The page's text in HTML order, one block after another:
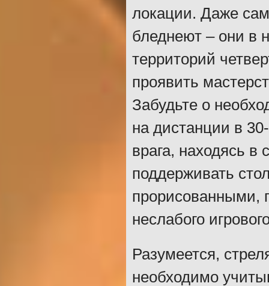
локации. Даже
бледнеют – они в
территорий
проявить
Забудьте о
на дистанции в
врага, находясь в
поддерживать
прорисованными,
неслабого
Разумеется,
необходимо